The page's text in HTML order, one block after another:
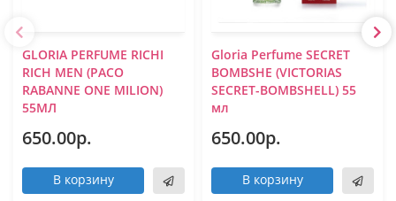
GLORIA PERFUME RICHI
RICH MEN (PACO
RABANNE ONE MILION)
55МЛ
650.00р.
В корзину
Gloria Perfume SECRET
BOMBSHE (VICTORIAS
SECRET-BOMBSHELL) 55
мл
650.00р.
В корзину